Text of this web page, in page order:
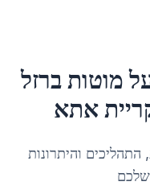
מוטות ברזל
אתא
והיתרונות
שלכם